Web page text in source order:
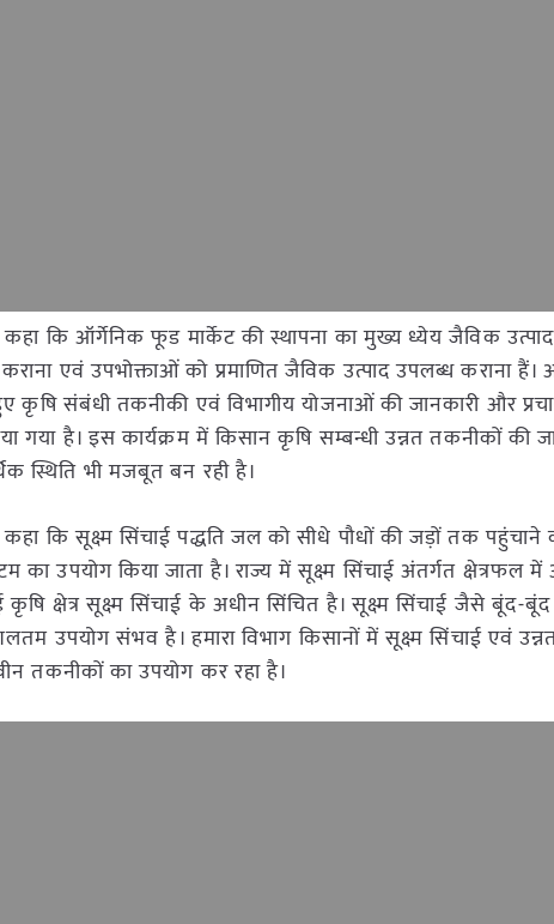
कहा कि ऑर्गेनिक फूड मार्केट की स्थापना का मुख्य ध्येय जैविक
एवं उपभोक्ताओं को प्रमाणित जैविक उत्पाद उपलब्ध कराना
कृषि संबंधी तकनीकी एवं विभागीय योजनाओं की जानकारी और
गया है। इस कार्यक्रम में किसान कृषि सम्बन्धी उन्नत तकनीकों की
स्थिति भी मजबूत बन रही है।
कहा कि सूक्ष्म सिंचाई पद्धति जल को सीधे पौधों की जड़ों तक
का उपयोग किया जाता है। राज्य में सूक्ष्म सिंचाई अंतर्गत
क्षेत्र सूक्ष्म सिंचाई के अधीन सिंचित है। सूक्ष्म सिंचाई जैसे बूंद-
उपयोग संभव है। हमारा विभाग किसानों में सूक्ष्म सिंचाई एवं
तकनीकों का उपयोग कर रहा है।